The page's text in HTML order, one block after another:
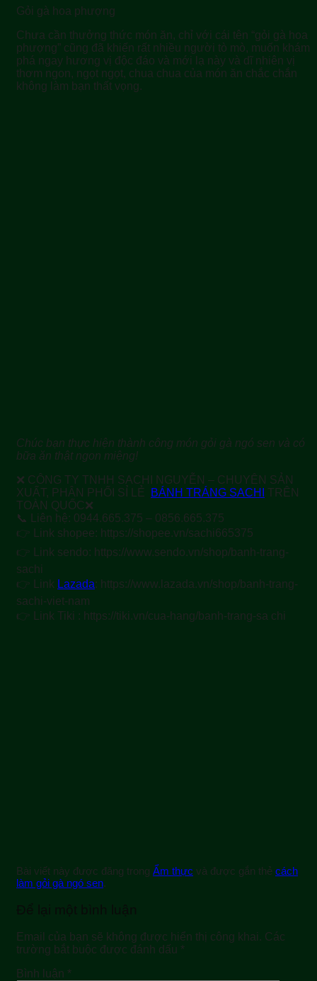
Gỏi gà hoa phượng
Chưa cần thưởng thức món ăn, chỉ với cái tên “gỏi gà hoa
phượng” cũng đã khiến rất nhiều người tò mò, muốn khám
phá ngay hương vị độc đáo và mới lạ này và dĩ nhiên vị
thơm ngon, ngọt ngọt, chua chua của món ăn chắc chắn
không làm bạn thất vọng.
Chúc bạn thực hiện thành công món gỏi gà ngó sen và có
bữa ăn thật ngon miệng!
❌ CÔNG TY TNHH SACHI NGUYỄN – CHUYÊN SẢN
XUẤT, PHÂN PHỐI SỈ LẺ
BÁNH TRÁNG SACHI
TRÊN
TOÀN QUỐC❌
📞 Liên hệ: 0944.665.375 – 0856.665.375
👉 Link shopee: https://shopee.vn/sachi665375
👉 Link sendo: https://www.sendo.vn/shop/banh-trang-
sachi
👉 Link Lazada: https://www.lazada.vn/shop/banh-trang-
sachi-viet-nam
👉 Link Tiki : https://tiki.vn/cua-hang/banh-trang-sa chi
Bài viết này được đăng trong Ẩm thực và được gắn thẻ cách
làm gỏi gà ngó sen.
Để lại một bình luận
Email của bạn sẽ không được hiển thị công khai. Các
trường bắt buộc được đánh dấu *
Bình luận *